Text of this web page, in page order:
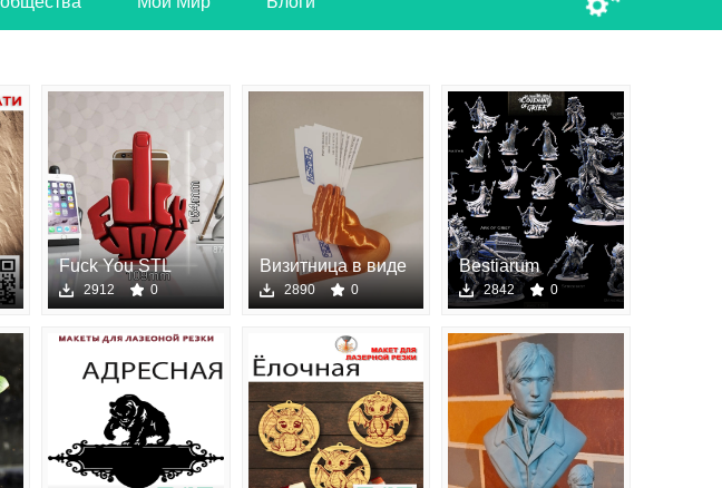
Fuck You STL
модели для 3D пе
2912 0
Визитница в виде
руки2890 0
Bestiarum
Miniatures —
Covenant of Grie
2842 0